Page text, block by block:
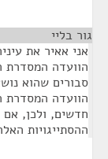
גור בליי
אני אאיר את
הוועדה המסדרת
סבורים שהוא
הוועדה המסדרת
חדשים, ולכן,
ההסתייגויות